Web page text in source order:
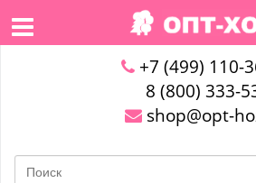
+7 (499) 110-
8 (800) 333-
shop@opt-